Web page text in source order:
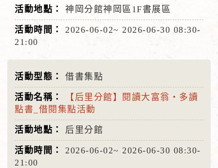
神岡分館神岡區1F書展區
2026-06-02~ 2026-06-30 08:30-
21:00
借書集點
【后里分館】閱讀大富翁‧多讀
點書_借閱集點活動
后里分館
2026-06-02~ 2026-06-30 08:30-
21:00